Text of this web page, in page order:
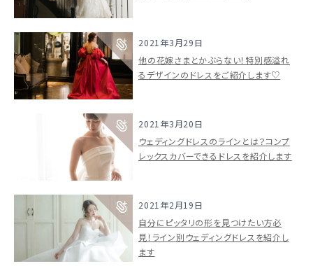
2021年3月29日
他の花嫁さまとかぶらない！特別感溢れ
るデザインのドレスをご紹介します♡
2021年3月20日
ウェディングドレスのラインとは？コンプ
レックスカバーできるドレスを紹介します
2021年2月19日
自分にピッタリの形を見つけたい方必
見！ライン別ウェディングドレスを紹介し
ます